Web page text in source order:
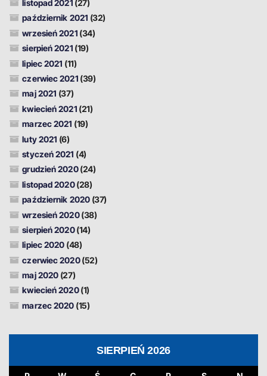
listopad 2021 (27)
październik 2021 (32)
wrzesień 2021 (34)
sierpień 2021 (19)
lipiec 2021 (11)
czerwiec 2021 (39)
maj 2021 (37)
kwiecień 2021 (21)
marzec 2021 (19)
luty 2021 (6)
styczeń 2021 (4)
grudzień 2020(24)
listopad 2020(28)
październik 2020(37)
wrzesień 2020(38)
sierpień 2020(14)
lipiec 2020 (48)
czerwiec 2020(52)
maj 2020 (27)
kwiecień 2020(1)
marzec 2020 (15)
SIERPIEŃ 2026